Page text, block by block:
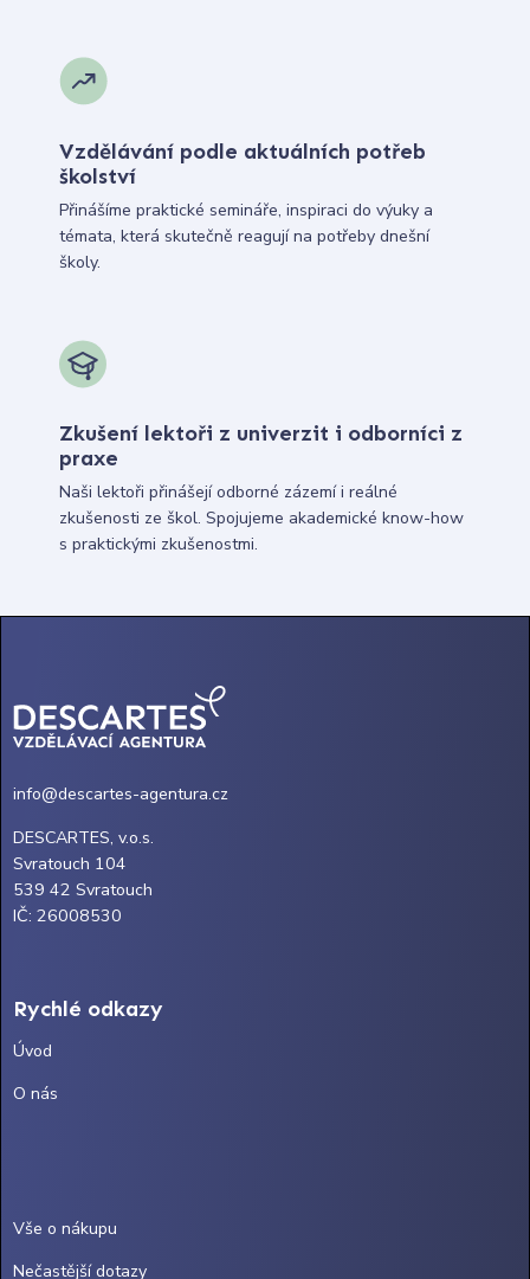
Vzdělávání podle aktuálních potřeb
školství
Přinášíme praktické semináře, inspiraci do výuky a
témata, která skutečně reagují na potřeby dnešní
školy.
Zkušení lektoři z univerzit i odborníci z
praxe
Naši lektoři přinášejí odborné zázemí i reálné
zkušenosti ze škol. Spojujeme akademické know-how
s praktickými zkušenostmi.
info@descartes-agentura.cz
DESCARTES, v.o.s.
Svratouch 104
539 42 Svratouch
IČ: 26008530
Rychlé odkazy
Úvod
O nás
Vše o nákupu
Nečastější dotazy